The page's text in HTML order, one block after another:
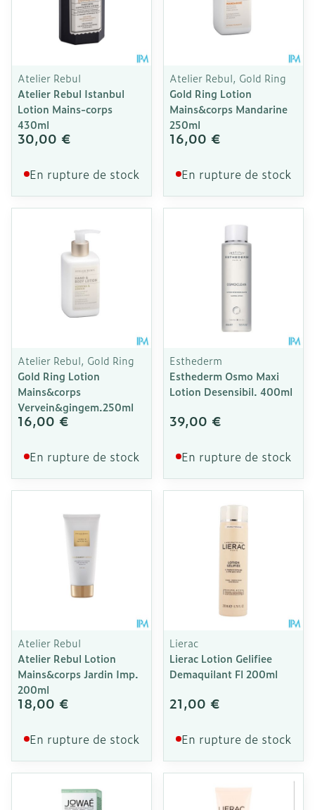
Atelier Rebul
Atelier Rebul Istanbul
Lotion Mains-corps
430ml
30,00 €
En rupture de stock
Atelier Rebul, Gold Ring
Gold Ring Lotion
Mains&corps Mandarine
250ml
16,00 €
En rupture de stock
Atelier Rebul, Gold Ring
Gold Ring Lotion
Mains&corps
Vervein&gingem.250ml
16,00 €
En rupture de stock
Esthederm
Esthederm Osmo Maxi
Lotion Desensibil. 400ml
39,00 €
En rupture de stock
Atelier Rebul
Atelier Rebul Lotion
Mains&corps Jardin Imp.
200ml
18,00 €
En rupture de stock
Lierac
Lierac Lotion Gelifiee
Demaquilant Fl 200ml
21,00 €
En rupture de stock